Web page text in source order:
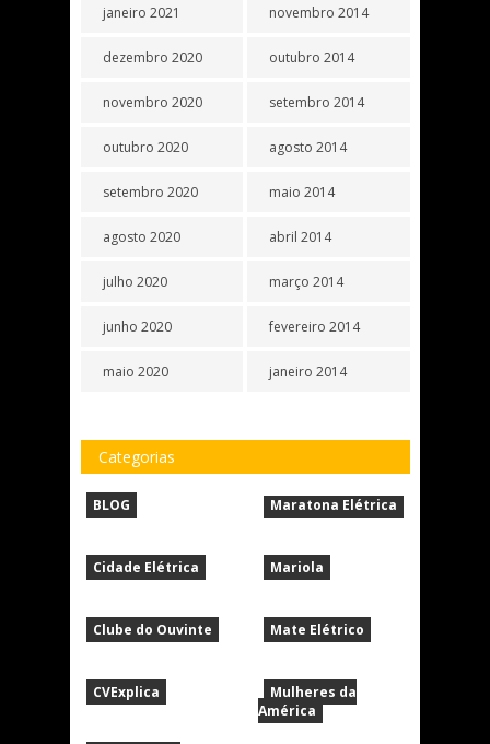
janeiro 2021
dezembro 2020
novembro 2020
outubro 2020
setembro 2020
agosto 2020
julho 2020
junho 2020
maio 2020
novembro 2014
outubro 2014
setembro 2014
agosto 2014
maio 2014
abril 2014
março 2014
fevereiro 2014
janeiro 2014
Categorias
BLOG
Cidade Elétrica
Clube do Ouvinte
CVExplica
Maratona Elétrica
Mariola
Mate Elétrico
Mulheres da
América